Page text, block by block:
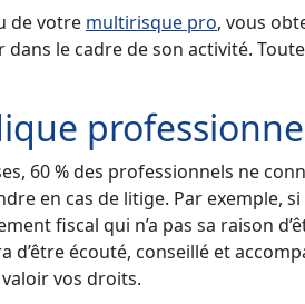
de votre multirisque pro, vous
le cadre de son activité.
60 % des professionnels ne
en cas de litige. Par exemple,
fiscal qui n’a pas sa raison
écouté, conseillé et
vos droits.